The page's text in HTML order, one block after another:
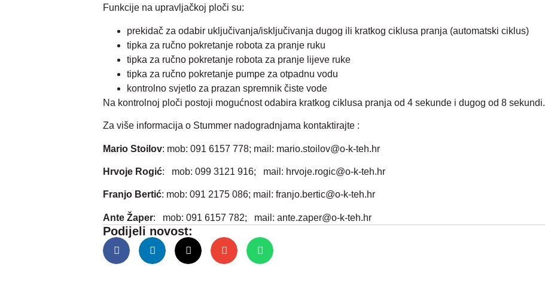
Funkcije na upravljačkoj ploči su:
prekidač za odabir uključivanja/isključivanja dugog ili kratkog ciklusa pranja (automatski ciklus)
tipka za ručno pokretanje robota za pranje ruku
tipka za ručno pokretanje robota za pranje lijeve ruke
tipka za ručno pokretanje pumpe za otpadnu vodu
kontrolno svjetlo za prazan spremnik čiste vode
Na kontrolnoj ploči postoji mogućnost odabira kratkog ciklusa pranja od 4 sekunde i dugog od 8 sekundi.
Za više informacija o Stummer nadogradnjama kontaktirajte :
Mario Stoilov: mob: 091 6157 778; mail: mario.stoilov@o-k-teh.hr
Hrvoje Rogić: mob: 099 3121 916; mail: hrvoje.rogic@o-k-teh.hr
Franjo Bertić: mob: 091 2175 086; mail: franjo.bertic@o-k-teh.hr
Ante Žaper: mob: 091 6157 782; mail: ante.zaper@o-k-teh.hr
Podijeli novost: